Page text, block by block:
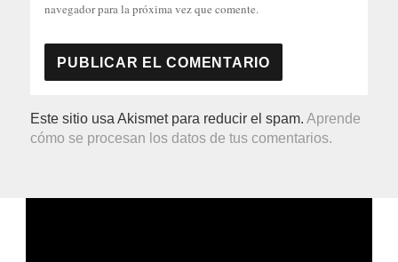
navegador para la próxima vez que comente.
Este sitio usa Akismet para reducir el spam.Aprende
cómo se procesan los datos de tus comentarios.